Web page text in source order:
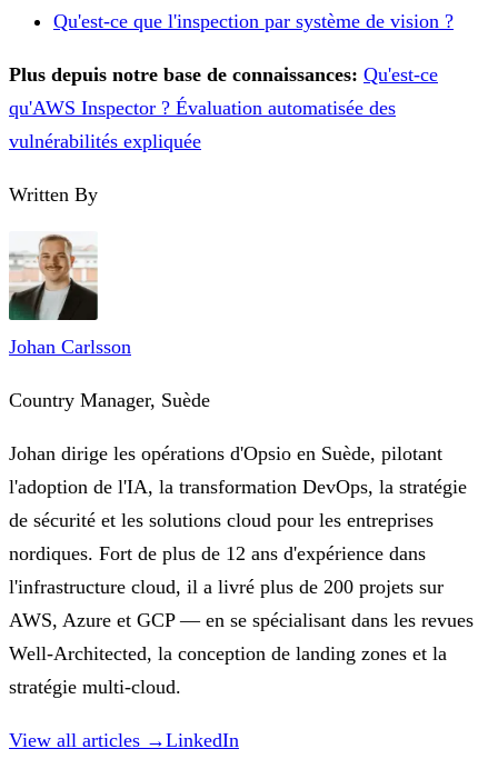
Qu'est-ce que l'inspection par système de vision ?
Plus depuis notre base de connaissances: Qu'est-ce
qu'AWS Inspector ? Évaluation automatisée des
vulnérabilités expliquée
Written By
Johan Carlsson
Country Manager, Suède
Johan dirige les opérations d'Opsio en Suède, pilotant
l'adoption de l'IA, la transformation DevOps, la stratégie
de sécurité et les solutions cloud pour les entreprises
nordiques. Fort de plus de 12 ans d'expérience dans
l'infrastructure cloud, il a livré plus de 200 projets sur
AWS, Azure et GCP — en se spécialisant dans les revues
Well-Architected, la conception de landing zones et la
stratégie multi-cloud.
View all articles →LinkedIn